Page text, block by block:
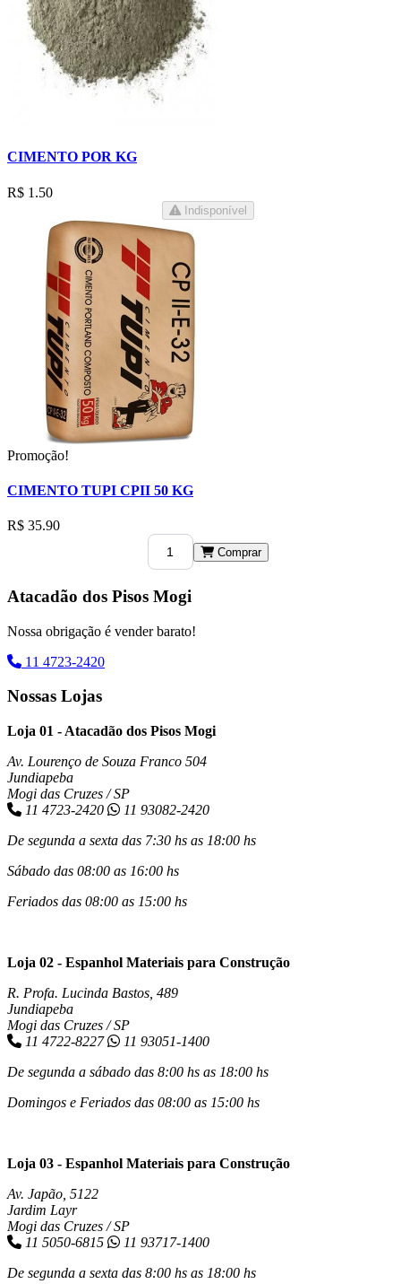
CIMENTO POR KG
R$ 1.50
Indisponível
Promoção!
CIMENTO TUPI CPII 50 KG
R$ 35.90
Comprar
Atacadão dos Pisos Mogi
Nossa obrigação é vender barato!
11 4723-2420
Nossas Lojas
Loja 01 - Atacadão dos Pisos Mogi
Av. Lourenço de Souza Franco 504
Jundiapeba
Mogi das Cruzes / SP
11 4723-2420
11 93082-2420
De segunda a sexta das 7:30 hs as 18:00 hs
Sábado das 08:00 as 16:00 hs
Feriados das 08:00 as 15:00 hs
Loja 02 - Espanhol Materiais para Construção
R. Profa. Lucinda Bastos, 489
Jundiapeba
Mogi das Cruzes / SP
11 4722-8227
11 93051-1400
De segunda a sábado das 8:00 hs as 18:00 hs
Domingos e Feriados das 08:00 as 15:00 hs
Loja 03 - Espanhol Materiais para Construção
Av. Japão, 5122
Jardim Layr
Mogi das Cruzes / SP
11 5050-6815
11 93717-1400
De segunda a sexta das 8:00 hs as 18:00 hs